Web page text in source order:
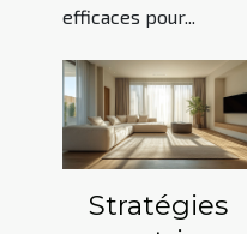
efficaces pour...
Stratégies